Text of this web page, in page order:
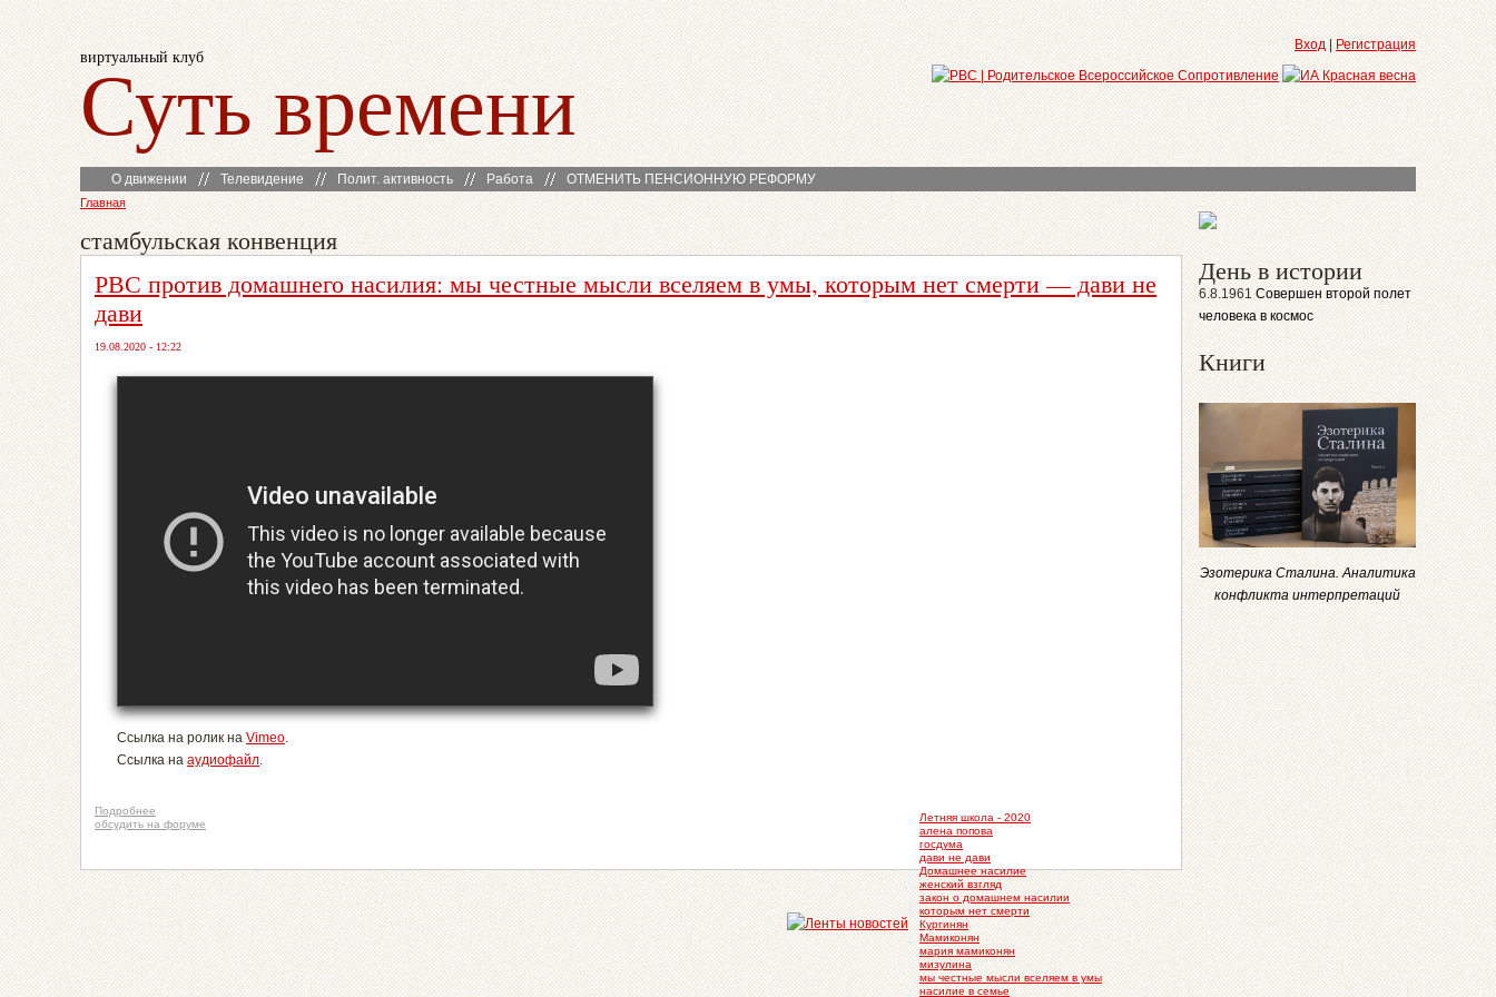
виртуальный клуб
Суть времени
Вход Регистрация
О движении Телевидение Полит. активность Работа ОТМЕНИТЬ ПЕНСИОННУЮ РЕФОРМУ
Главная
стамбульская конвенция
РВС против домашнего насилия: мы честные мысли вселяем в умы, которым нет смерти — дави не
дави
19.08.2020 - 12:22
Ссылка на ролик на Vimeo
Ссылка на аудиофайл
Летняя школа - 2020
алена попова
госдума
дави не дави
Домашнее насилие
женский взгляд
закон о домашнем насилии
которым нет смерти
Кургинян
Мамиконян
мария мамиконян
мизулина
мы честные мысли вселяем в умы
насилие в семье
Подробнее
обсудить на форуме
День в истории
6.8.1961 Совершен второй полет
человека в космос
Книги
Эзотерика Сталина. Аналитика
конфликта интерпретаций